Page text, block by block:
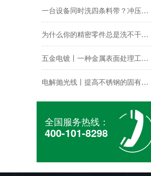
化学清洗线丨半导体装备零件制造
超微弧氧化(MAO)原理、性能与应用全解析
2026全密闭碳氢清洗机实测排名｜头部机型横评报告
全国服务热线：
400-101-8298